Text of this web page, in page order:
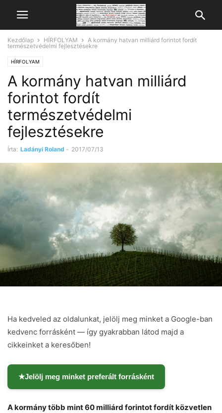
Kezdőlap HÍRFOLYAM
A kormány hatvan milliárd forintot fordít
természetvédelmi fejlesztésekre
HÍRFOLYAM
A kormány hatvan milliárd
forintot fordít
természetvédelmi
fejlesztésekre
Írta: Ladányi Roland - 2017/07/13
Ha kedveled az oldalunkat, jelölj meg minket a Google-ban
kedvenc forrásként — így gyakrabban látod majd a
cikkeinket a keresőben!
★Jelölj meg minket preferált forrásként
A kormány több mint 60 milliárd forintot fordít közvetlen